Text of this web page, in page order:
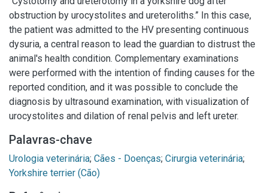
obstruction by urocystolites and ureteroliths.” In this case,
the patient was admitted to the HV presenting continuous
dysuria, a central reason to lead the guardian to distrust the
animal's health condition. Complementary examinations
were performed with the intention of finding causes for the
reported condition, and it was possible to conclude the
diagnosis by ultrasound examination, with visualization of
urocystolites and dilation of renal pelvis and left ureter.
Palavras-chave
Urologia veterinária; Cães - Doenças; Cirurgia veterinária;
Yorkshire terrier (Cão)